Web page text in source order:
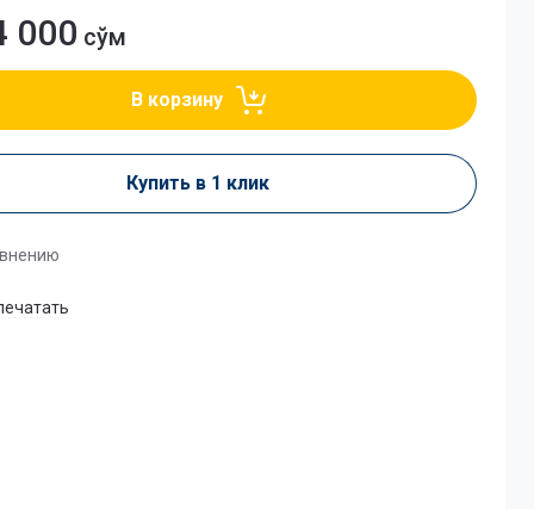
000 сўм
В корзину
Купить в 1 клик